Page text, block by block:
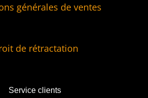
générales de ventes
de rétractation
Service clients